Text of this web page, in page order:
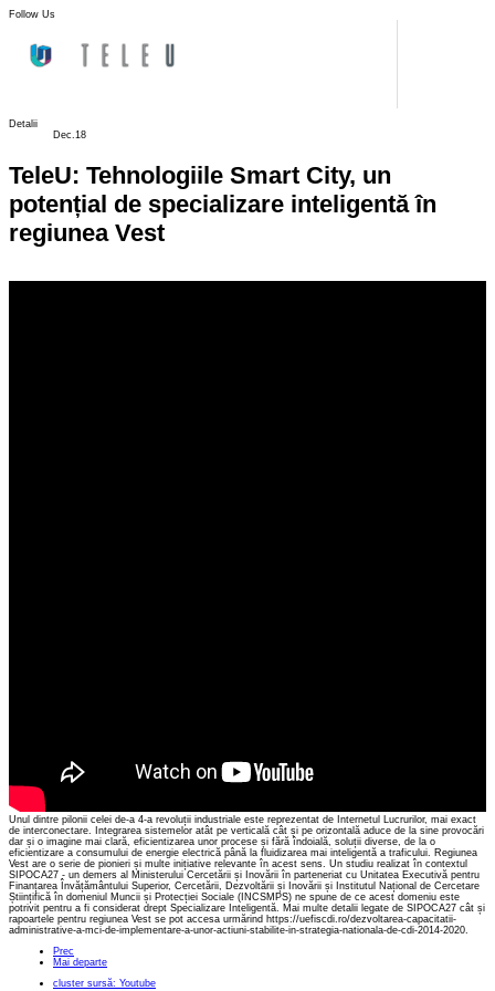
Follow Us
Detalii
Dec.18
TeleU: Tehnologiile Smart City, un
potențial de specializare inteligentă în
regiunea Vest
Unul dintre pilonii celei de-a 4-a revoluții industriale este reprezentat de Internetul Lucrurilor, mai exact
de interconectare. Integrarea sistemelor atât pe verticală cât și pe orizontală aduce de la sine provocări
dar și o imagine mai clară, eficientizarea unor procese și fără îndoială, soluții diverse, de la o
eficientizare a consumului de energie electrică până la fluidizarea mai inteligentă a traficului. Regiunea
Vest are o serie de pionieri și multe inițiative relevante în acest sens. Un studiu realizat în contextul
SIPOCA27 - un demers al Ministerului Cercetării și Inovării în parteneriat cu Unitatea Executivă pentru
Finanțarea Învățământului Superior, Cercetării, Dezvoltării și Inovării și Institutul Național de Cercetare
Științifică în domeniul Muncii și Protecției Sociale (INCSMPS) ne spune de ce acest domeniu este
potrivit pentru a fi considerat drept Specializare Inteligentă. Mai multe detalii legate de SIPOCA27 cât și
rapoartele pentru regiunea Vest se pot accesa urmărind https://uefiscdi.ro/dezvoltarea-capacitatii-
administrative-a-mci-de-implementare-a-unor-actiuni-stabilite-in-strategia-nationala-de-cdi-2014-2020.
Prec
Mai departe
cluster sursă: Youtube